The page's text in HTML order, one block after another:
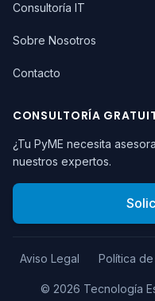
Consultoría IT
Sobre Nosotros
Contacto
CONSULTORÍA
¿Tu PyME necesita
nuestros expertos.
Aviso Legal Política
© 2026 Tecnología